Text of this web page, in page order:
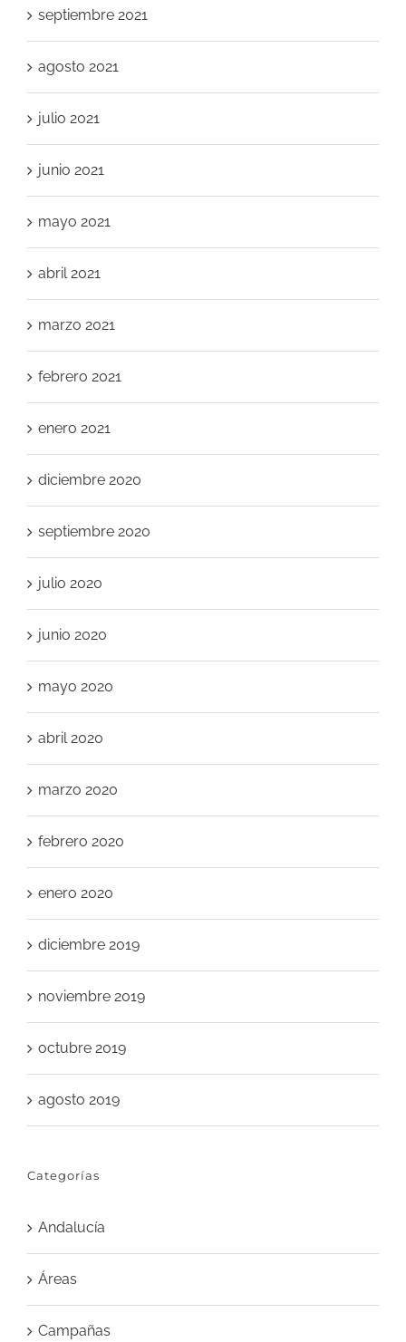
septiembre 2021
agosto 2021
julio 2021
junio 2021
mayo 2021
abril 2021
marzo 2021
febrero 2021
enero 2021
diciembre 2020
septiembre 2020
julio 2020
junio 2020
mayo 2020
abril 2020
marzo 2020
febrero 2020
enero 2020
diciembre 2019
noviembre 2019
octubre 2019
agosto 2019
Categorías
Andalucía
Áreas
Campañas